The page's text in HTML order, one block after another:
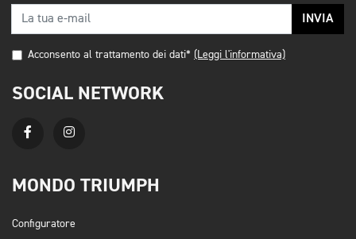
INVIA
Acconsento al trattamento dei dati* (Leggi l'informativa)
SOCIAL NETWORK
MONDO TRIUMPH
Configuratore